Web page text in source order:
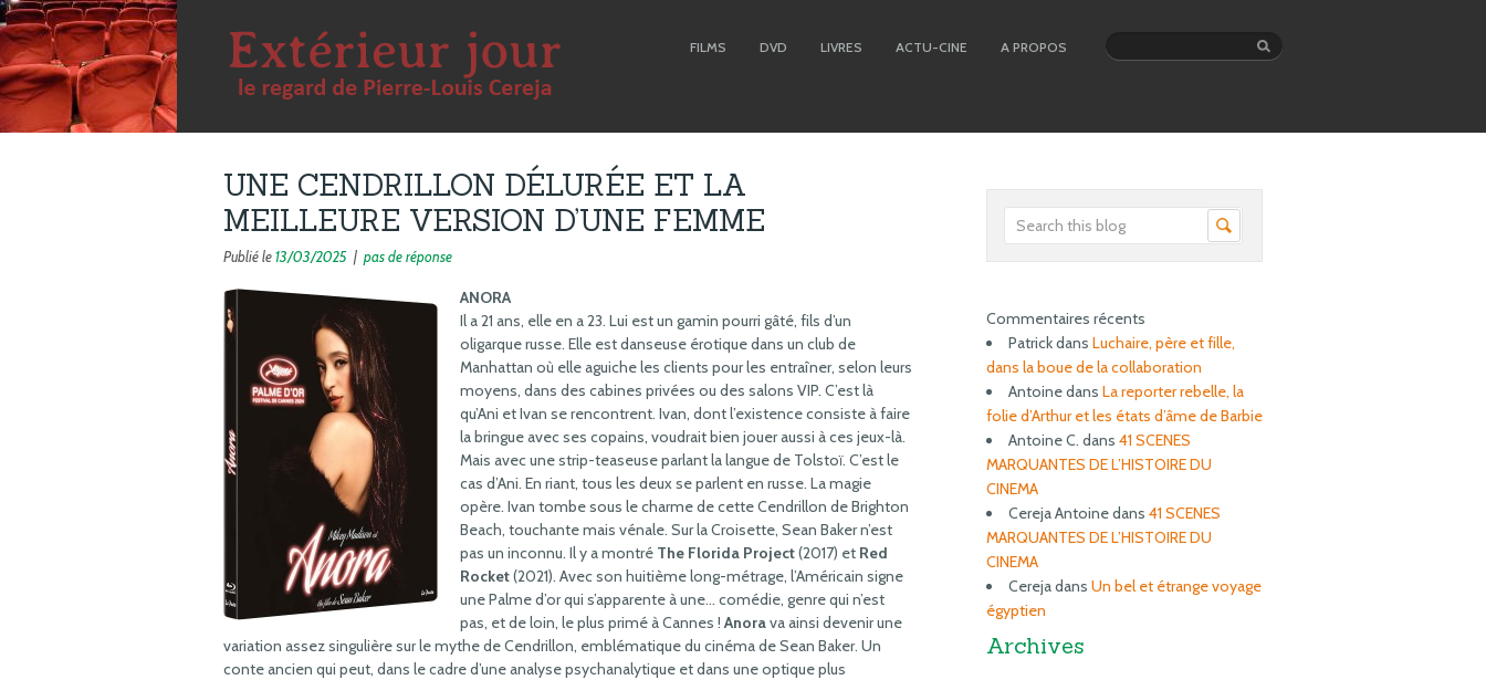
FILMS DVD LIVRES ACTU-CINE A PROPOS
UNE CENDRILLON DÉLURÉE ET LA
MEILLEURE VERSION D’UNE FEMME
Publié le13/03/2025 | pas de réponse
ANORA
Il a 21 ans, elle en a 23. Lui est un gamin pourri gâté, fils d’un
oligarque russe. Elle est danseuse érotique dans un club de
Manhattan où elle aguiche les clients pour les entraîner, selon leurs
moyens, dans des cabines privées ou des salons VIP. C’est là
qu’Ani et Ivan se rencontrent. Ivan, dont l’existence consiste à faire
la bringue avec ses copains, voudrait bien jouer aussi à ces jeux-là.
Mais avec une strip-teaseuse parlant la langue de Tolstoï. C’est le
cas d’Ani. En riant, tous les deux se parlent en russe. La magie
opère. Ivan tombe sous le charme de cette Cendrillon de Brighton
Beach, touchante mais vénale. Sur la Croisette, Sean Baker n’est
pas un inconnu. Il y a montré The Florida Project(2017) et Red
Rocket(2021). Avec son huitième long-métrage, l’Américain signe
une Palme d’or qui s’apparente à une… comédie, genre qui n’est
pas, et de loin, le plus primé à Cannes ! Anorava ainsi devenir une
variation assez singulière sur le mythe de Cendrillon, emblématique du cinéma de Sean Baker. Un
conte ancien qui peut, dans le cadre d’une analyse psychanalytique et dans une optique plus
Commentaires récents
Patrickdans Luchaire, père et fille,
dans la boue de la collaboration
Antoinedans La reporter rebelle, la
folie d’Arthur et les états d’âme de Barbie
Antoine C. dans 41 SCENES
MARQUANTES DE L’HISTOIRE DU
CINEMA
Cereja Antoinedans 41 SCENES
MARQUANTES DE L’HISTOIRE DU
CINEMA
Cerejadans Un bel et étrange voyage
égyptien
Archives